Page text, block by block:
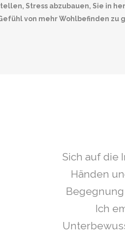
Stress abzubauen, Sie in
von mehr Wohlbefinden zu
Sich auf die
Händen
Ich